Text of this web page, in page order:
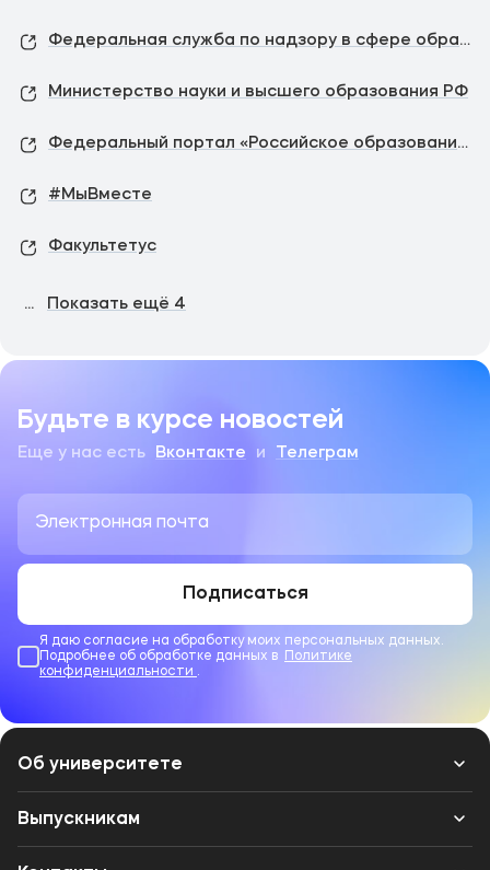
Федеральная служба по надзору в сфере образования и науки
Министерство науки и высшего образования РФ
Федеральный портал «Российское образование»
#МыВместе
Факультетус
... Показать ещё 4
Будьте в курсе новостей
Еще у нас есть Вконтакте и Телеграм
Подписаться
Я даю согласие на обработку моих персональных данных.
Подробнее об обработке данных в
Политике
конфиденциальности .
Об университете
Лицензии и документы
Выпускникам